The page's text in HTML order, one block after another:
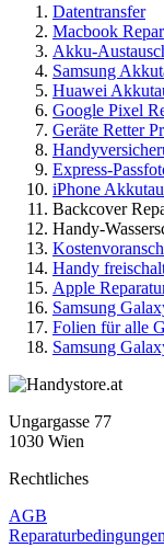
Datentransfer
Macbook
Akku-
Samsung
Huawei
Google Pixel
Geräte Retter
Express-
iPhone
Backcover
Handy-
Handy
Apple
Samsung
Folien für alle
Samsung
Ungargasse 77
1030 Wien
Rechtliches
AGB
Reparaturbedingungen